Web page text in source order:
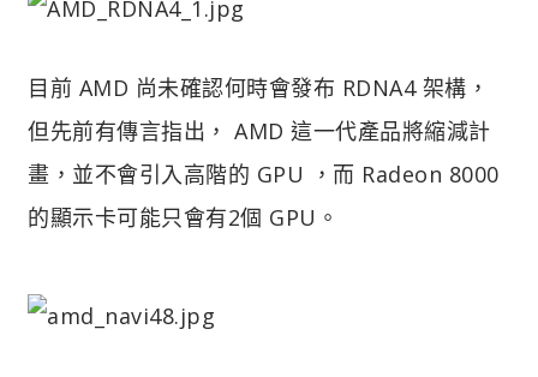
目前 AMD 尚未確認何時會發布 RDNA4 架構，
但先前有傳言指出， AMD 這一代產品將縮減計
畫，並不會引入高階的 GPU ，而 Radeon 8000
的顯示卡可能只會有2個 GPU。